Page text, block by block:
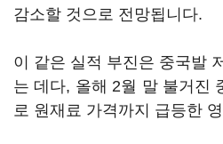
감소할 것으로 전망됩니다.
이 같은 실적 부진은 중국발
는 데다, 올해 2월 말 불거진
로 원재료 가격까지 급등한